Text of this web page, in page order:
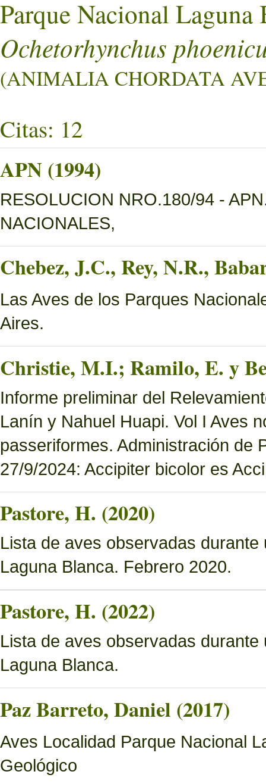
Parque Nacional Laguna
Ochetorhynchus
(ANIMALIA CHORDATA
Citas: 12
APN (1994)
RESOLUCION NRO.180/94 -
NACIONALES,
Chebez, J.C., Rey, N.R.,
Las Aves de los Parques
Aires.
Christie, M.I.; Ramilo, E. y
Informe preliminar del
Lanín y Nahuel Huapi. Vol I Aves
passeriformes. Administración de
27/9/2024: Accipiter bicolor es
Pastore, H. (2020)
Lista de aves observadas
Laguna Blanca. Febrero 2020.
Pastore, H. (2022)
Lista de aves observadas
Laguna Blanca.
Paz Barreto, Daniel (2017)
Aves Localidad Parque Nacional
Geológico